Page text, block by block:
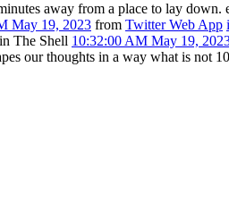
away from a place to lay down.
May 19, 2023 from Twitter Web App
The Shell 10:32:00 AM May 19,
our thoughts in a way what is not